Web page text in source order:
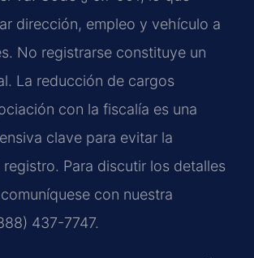
dirección, empleo y vehículo a
No registrarse constituye un
La reducción de cargos
con la fiscalía es una
clave para evitar la
Para discutir los detalles
con nuestra
437-7747.